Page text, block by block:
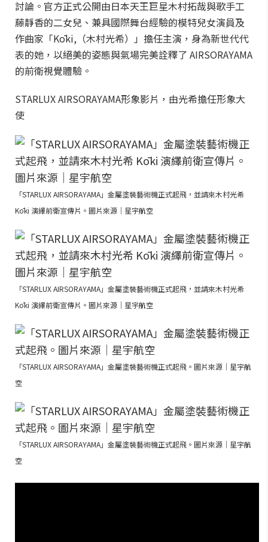
討論。官方正式公開由日本天王巨星木村拓哉與歌手工
藤靜香的二女兒、兼具國際舞台經驗的模特兒女演員及
作曲家「Kōki,（木村光希）」擔任主演，身為新世代代
表的她，以絕美的姿態與氣場完美詮釋了 AIRSORAYAMA
的前衛視覺體驗。
STARLUX AIRSORAYAMA形象影片，由光希擔任形象大
使
「STARLUX AIRSORAYAMA」金屬塗裝藝術機正式起飛，並請來木村光希
Kōki 演繹前衛宣傳片。圖片來源｜星宇航空
「STARLUX AIRSORAYAMA」金屬塗裝藝術機正式起飛，並請來木村光希
Kōki 演繹前衛宣傳片。圖片來源｜星宇航空
「STARLUX AIRSORAYAMA」金屬塗裝藝術機正式起飛。圖片來源｜星宇航
空
「STARLUX AIRSORAYAMA」金屬塗裝藝術機正式起飛。圖片來源｜星宇航
空